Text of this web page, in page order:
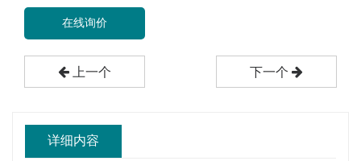
在线询价
上一个 下一个
详细内容